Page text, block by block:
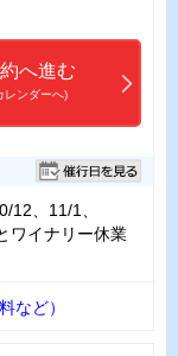
へ進む
レンダーへ)
12、11/1、
ワイナリー休業
など）